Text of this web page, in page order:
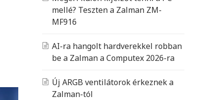
mellé? Teszten a Zalman ZM-
MF916
AI-ra hangolt hardverekkel robban
be a Zalman a Computex 2026-ra
Új ARGB ventilátorok érkeznek a
Zalman-tól